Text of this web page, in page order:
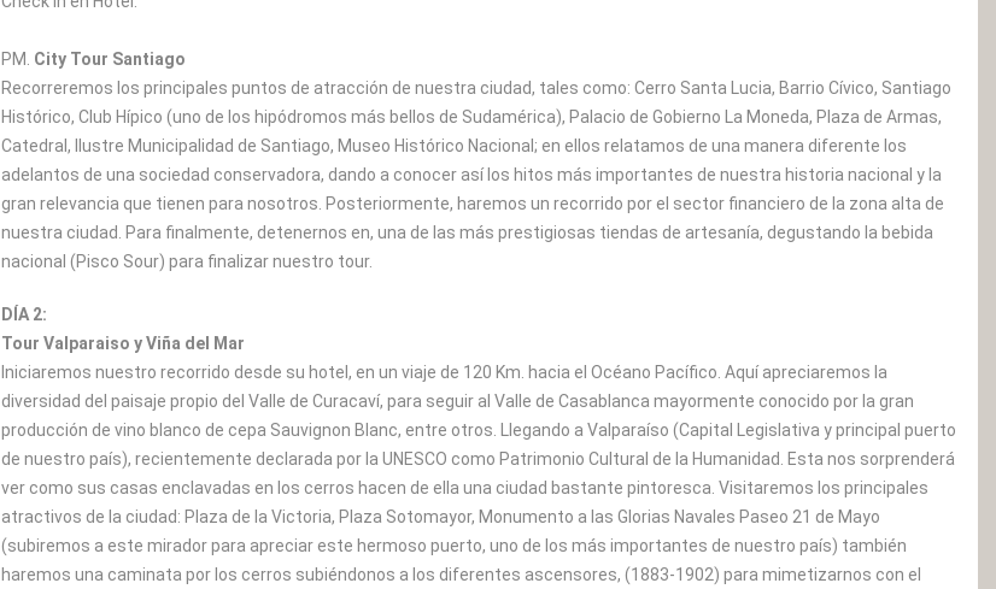
PM. City Tour Santiago
Recorreremos los principales puntos de atracción de nuestra ciudad, tales como: Cerro Santa Lucia, Barrio Cívico, Santiago
Histórico, Club Hípico (uno de los hipódromos más bellos de Sudamérica), Palacio de Gobierno La Moneda, Plaza de Armas,
Catedral, Ilustre Municipalidad de Santiago, Museo Histórico Nacional; en ellos relatamos de una manera diferente los
adelantos de una sociedad conservadora, dando a conocer así los hitos más importantes de nuestra historia nacional y la
gran relevancia que tienen para nosotros. Posteriormente, haremos un recorrido por el sector financiero de la zona alta de
nuestra ciudad. Para finalmente, detenernos en, una de las más prestigiosas tiendas de artesanía, degustando la bebida
nacional (Pisco Sour) para finalizar nuestro tour.
DÍA 2:
Tour Valparaiso y Viña del Mar
Iniciaremos nuestro recorrido desde su hotel, en un viaje de 120 Km. hacia el Océano Pacífico. Aquí apreciaremos la
diversidad del paisaje propio del Valle de Curacaví, para seguir al Valle de Casablanca mayormente conocido por la gran
producción de vino blanco de cepa Sauvignon Blanc, entre otros. Llegando a Valparaíso (Capital Legislativa y principal puerto
de nuestro país), recientemente declarada por la UNESCO como Patrimonio Cultural de la Humanidad. Esta nos sorprenderá
ver como sus casas enclavadas en los cerros hacen de ella una ciudad bastante pintoresca. Visitaremos los principales
atractivos de la ciudad: Plaza de la Victoria, Plaza Sotomayor, Monumento a las Glorias Navales Paseo 21 de Mayo
(subiremos a este mirador para apreciar este hermoso puerto, uno de los más importantes de nuestro país) también
haremos una caminata por los cerros subiéndonos a los diferentes ascensores, (1883-1902) para mimetizarnos con el